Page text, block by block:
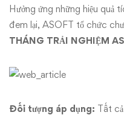
cùng
ASOFT®
–
POS
Hưởng ứng những hiệu quả
đem lại, ASOFT tổ chức
THÁNG TRẢI NGHIỆM
Đối tượng áp dụng: Tất